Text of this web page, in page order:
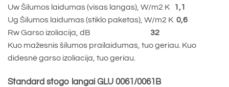
Uw Šilumos laidumas (visas langas), W/m2 K
1,1
Ug Šilumos laidumas (stiklo paketas), W/m2 K 0,6
Rw Garso izoliacija, dB 32
Kuo mažesnis šilumos prailaidumas, tuo geriau. Kuo
didesnė garso izoliacija, tuo geriau.
Standard stogo langai GLU 0061/0061B